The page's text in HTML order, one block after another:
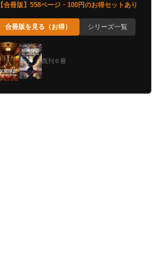
【合冊版】558ページ・100円のお得セットあり
合冊版を見る（お得） シリーズ一覧
既刊６冊